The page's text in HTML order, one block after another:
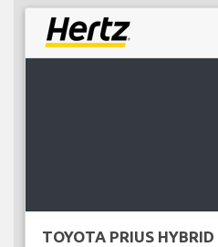
TOYOTA PRIUS HYBRID